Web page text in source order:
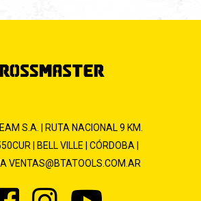
S.A. | RUTA NACIONAL 9 KM.
| BELL VILLE | CÓRDOBA |
VENTAS@BTATOOLS.COM.AR